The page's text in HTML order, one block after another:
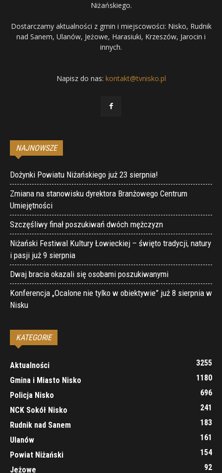
Niżańskiego.
Dostarczamy aktualności z gmin i miejscowości: Nisko, Rudnik
nad Sanem, Ulanów, Jeżowe, Harasiuki, Krzeszów, Jarocin i
innych.
Napisz do nas: kontakt@tvnisko.pl
NAJNOWSZE
Dożynki Powiatu Niżańskiego już 23 sierpnia!
Zmiana na stanowisku dyrektora Branżowego Centrum
Umiejętności
Szczęśliwy finał poszukiwań dwóch mężczyzn
Niżański Festiwal Kultury Łowieckiej – święto tradycji, natury
i pasji już 9 sierpnia
Dwaj bracia okazali się osobami poszukiwanymi
Konferencja „Ocalone nie tylko w obiektywie” już 8 sierpnia w
Nisku
KATEGORIE
Aktualności
3255
Gmina i Miasto Nisko
1180
Policja Nisko
696
NCK Sokół Nisko
241
Rudnik nad Sanem
183
Ulanów
161
Powiat Niżański
154
Jeżowe
92